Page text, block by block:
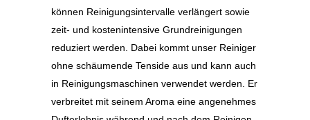
können Reinigungsintervalle verlängert sowie
zeit- und kostenintensive Grundreinigungen
reduziert werden. Dabei kommt unser Reiniger
ohne schäumende Tenside aus und kann auch
in Reinigungsmaschinen verwendet werden. Er
verbreitet mit seinem Aroma eine angenehmes